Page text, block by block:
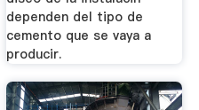
dependen del tipo de
cemento que se vaya a
producir.